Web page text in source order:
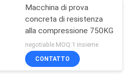
Macchina di prova
concreta di resistenza
alla compressione 750KG
negotiable MOQ:1 insieme
CONTATTO